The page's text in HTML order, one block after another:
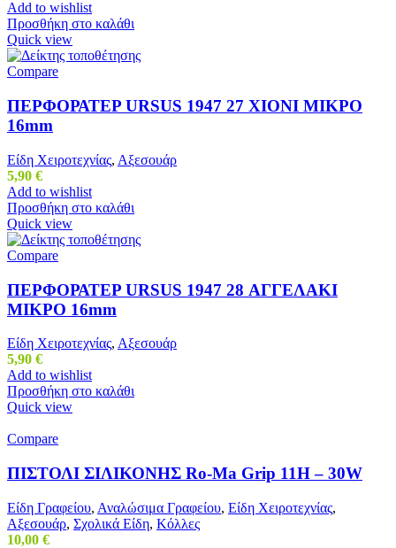
Add to wishlist
Προσθήκη στο καλάθι
Quick view
Compare
ΠΕΡΦΟΡΑΤΕΡ URSUS 1947 27 ΧΙΟΝΙ ΜΙΚΡΟ
16mm
Είδη Χειροτεχνίας, Αξεσουάρ
5,90 €
Add to wishlist
Προσθήκη στο καλάθι
Quick view
Compare
ΠΕΡΦΟΡΑΤΕΡ URSUS 1947 28 ΑΓΓΕΛΑΚΙ
ΜΙΚΡΟ 16mm
Είδη Χειροτεχνίας, Αξεσουάρ
5,90 €
Add to wishlist
Προσθήκη στο καλάθι
Quick view
Compare
ΠΙΣΤΟΛΙ ΣΙΛΙΚΟΝΗΣ Ro-Ma Grip 11H – 30W
Είδη Γραφείου, Αναλώσιμα Γραφείου, Είδη Χειροτεχνίας,
Αξεσουάρ, Σχολικά Είδη, Κόλλες
10,00 €